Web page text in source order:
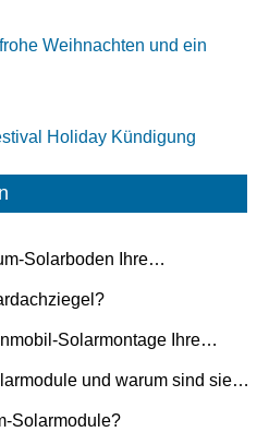
Weihnachten und ein
Holiday Kündigung
Solarboden Ihre
Solarmontage Ihre
und warum sind sie
Solarmodule?